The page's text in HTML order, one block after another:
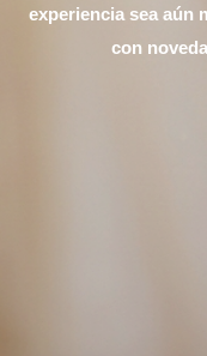
experiencia sea aún
con